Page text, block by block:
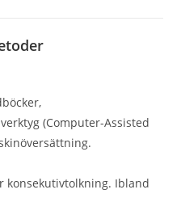
(Computer-Assisted
konsekutivtolkning. Ibland